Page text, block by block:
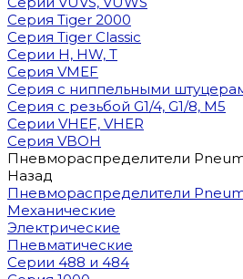
Серия Tiger 2000
Серия Tiger Classic
Серии H, HW, T
Серия VMEF
Серия с ниппельными
Серия с резьбой G1/4, G1/8, М5
Серии VHEF, VHER
Серия VBOH
Пневмораспределители
Назад
Пневмораспределители
Механические
Электрические
Пневматические
Серии 488 и 484